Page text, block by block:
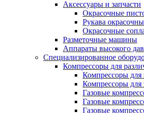
Аксессуары и запчасти
Окрасочные
Рукава
Окрасочные
Разметочные машины
Аппараты высокого
Специализированное
Компрессоры для
Компрессоры для
Компрессоры для
Газовые
Газовые
Газовые